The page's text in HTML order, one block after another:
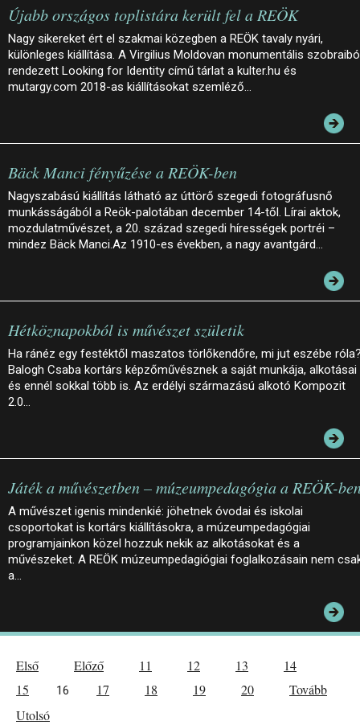
Újabb országos toplistára került fel a REÖK
Nagy sikereket ért el szakmai közegben a REÖK tavaly nyári,
különleges kiállítása. A Virgilius Moldovan monumentális
rendezett Looking for Identity című tárlat a kulter.hu és
mutargy.com 2018-as kiállításokat szemléző…
Bäck Manci fényűzése a REÖK-ben
Nagyszabású kiállítás látható az úttörő szegedi fotográfusnő
munkásságából a Reök-palotában december 14-től. Lírai aktok,
mozdulatművészet, a 20. század szegedi hírességek portréi –
mindez Bäck Manci.Az 1910-es években, a nagy avantgárd…
Hétköznapokból is művészet születik
Ha ránéz egy festéktől maszatos törlőkendőre, mi jut eszébe
Balogh Csaba kortárs képzőművésznek a saját munkája, alkotásai
és ennél sokkal több is. Az erdélyi származású alkotó Kompozit
2.0…
Játék a művészetben – múzeumpedagógia a REÖK-
A művészet igenis mindenkié: jöhetnek óvodai és iskolai
csoportokat is kortárs kiállításokra, a múzeumpedagógiai
programjainkon közel hozzuk nekik az alkotásokat és a
művészeket. A REÖK múzeumpedagiógiai foglalkozásain nem
a…
Első Előző 11 12 13
14
15
16 17 18 19 20
Tovább
Utolsó